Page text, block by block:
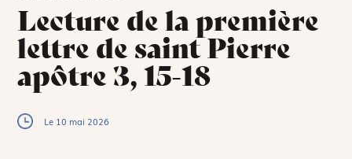
Lecture de la première
lettre de saint Pierre
apôtre 3, 15-18
Le 10 mai 2026